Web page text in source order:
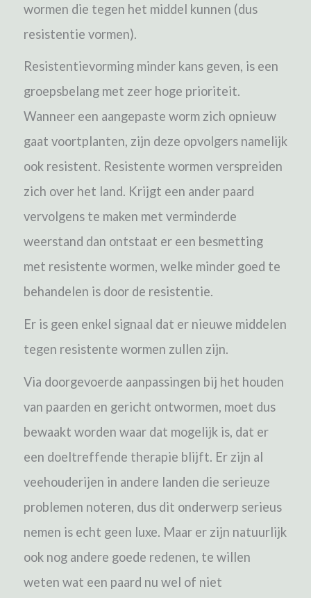
wormen die tegen het middel kunnen (dus
resistentie vormen).
Resistentievorming minder kans geven, is een
groepsbelang met zeer hoge prioriteit.
Wanneer een aangepaste worm zich opnieuw
gaat voortplanten, zijn deze opvolgers namelijk
ook resistent. Resistente wormen verspreiden
zich over het land. Krijgt een ander paard
vervolgens te maken met verminderde
weerstand dan ontstaat er een besmetting
met resistente wormen, welke minder goed te
behandelen is door de resistentie.
Er is geen enkel signaal dat er nieuwe middelen
tegen resistente wormen zullen zijn.
Via doorgevoerde aanpassingen bij het houden
van paarden en gericht ontwormen, moet dus
bewaakt worden waar dat mogelijk is, dat er
een doeltreffende therapie blijft. Er zijn al
veehouderijen in andere landen die serieuze
problemen noteren, dus dit onderwerp serieus
nemen is echt geen luxe. Maar er zijn natuurlijk
ook nog andere goede redenen, te willen
weten wat een paard nu wel of niet